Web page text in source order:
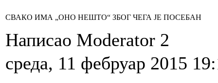
СВАКО ИМА „ОНО НЕШТО“ ЗБОГ ЧЕГА ЈЕ ПОСЕБАН
Написао Moderator 2
среда, 11 фебруар 2015